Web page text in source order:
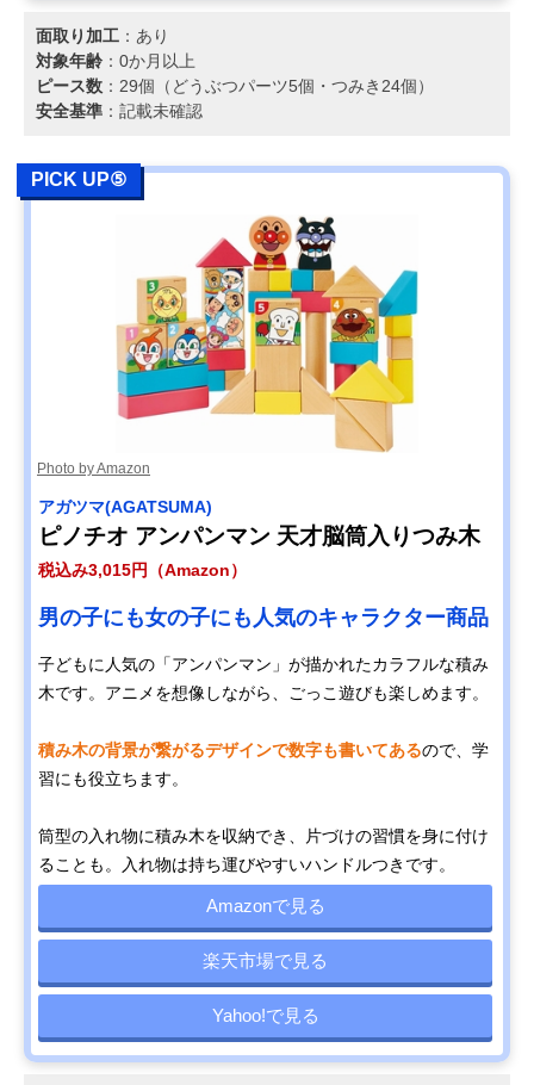
面取り加工 ：あり
対象年齢 ：0か月以上
ピース数 ：29個（どうぶつパーツ5個・つみき24個）
安全基準 ：記載未確認
PICK UP⑤
Photo by Amazon
アガツマ(AGATSUMA)
ピノチオ アンパンマン 天才脳筒入りつみ木
税込み3,015円（Amazon）
男の子にも女の子にも人気のキャラクター商品
子どもに人気の「アンパンマン」が描かれたカラフルな積み
木です。アニメを想像しながら、ごっこ遊びも楽しめます。
積み木の背景が繋がるデザインで数字も書いてあるので、学
習にも役立ちます。
筒型の入れ物に積み木を収納でき、片づけの習慣を身に付け
ることも。入れ物は持ち運びやすいハンドルつきです。
Amazonで見る
楽天市場で見る
Yahoo!で見る